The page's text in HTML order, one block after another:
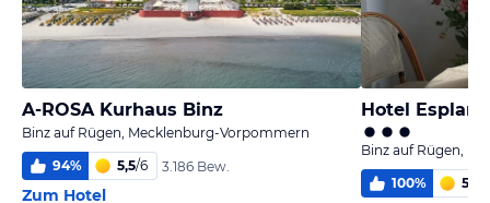
A-ROSA Kurhaus Binz
Binz auf Rügen, Mecklenburg-Vorpommern
94% 5,5/6 3.186 Bew.
Zum Hotel
Hotel
Binz auf Rügen,
100% 5,0